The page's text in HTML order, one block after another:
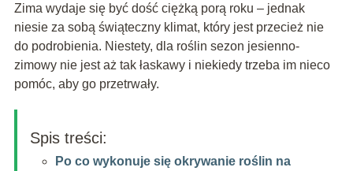
Zima wydaje się być dość ciężką porą roku – jednak
niesie za sobą świąteczny klimat, który jest przecież nie
do podrobienia. Niestety, dla roślin sezon jesienno-
zimowy nie jest aż tak łaskawy i niekiedy trzeba im nieco
pomóc, aby go przetrwały.
Spis treści:
Po co wykonuje się okrywanie roślin na